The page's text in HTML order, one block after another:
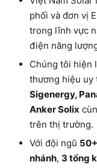
phối và đơn vị
trong lĩnh vực
điện năng
Chúng tôi hiện
thương hiệu uy
Sigenergy,
Anker Solix
trên thị trường.
Với đội ngũ
nhánh, 3 tổng